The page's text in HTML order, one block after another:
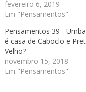
fevereiro 6, 2019
Em "Pensamentos"
Pensamentos 39 -
é casa de Caboclo e
Velho?
novembro 15, 2018
Em "Pensamentos"